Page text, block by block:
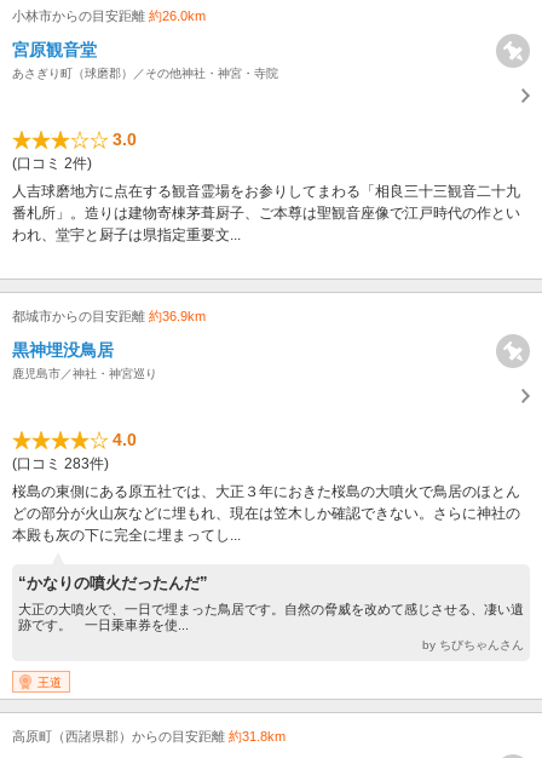
小林市からの目安距離 約26.0km
宮原観音堂
あさぎり町（球磨郡）／その他神社・神宮・寺院
3.0
(口コミ 2件)
人吉球磨地方に点在する観音霊場をお参りしてまわる「相良三十三観音二十九
番札所」。造りは建物寄棟茅葺厨子、ご本尊は聖観音座像で江戸時代の作とい
われ、堂宇と厨子は県指定重要文...
都城市からの目安距離 約36.9km
黒神埋没鳥居
鹿児島市／神社・神宮巡り
4.0
(口コミ 283件)
桜島の東側にある原五社では、大正３年におきた桜島の大噴火で鳥居のほとん
どの部分が火山灰などに埋もれ、現在は笠木しか確認できない。さらに神社の
本殿も灰の下に完全に埋まってし...
“かなりの噴火だったんだ”
大正の大噴火で、一日で埋まった鳥居です。自然の脅威を改めて感じさせる、凄い遺
跡です。 一日乗車券を使...
by ちびちゃんさん
王道
高原町（西諸県郡）からの目安距離 約31.8km